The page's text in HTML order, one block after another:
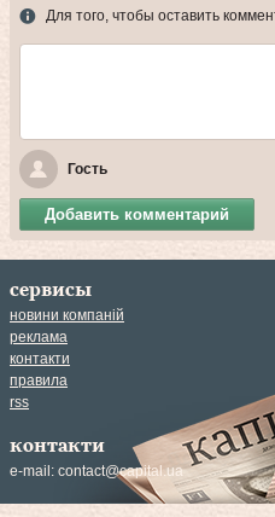
Для того, чтобы оставить
Гость
Добавить комментарий
сервисы
новини компаній
реклама
контакти
правила
rss
контакти
e-mail: contact@capital.ua